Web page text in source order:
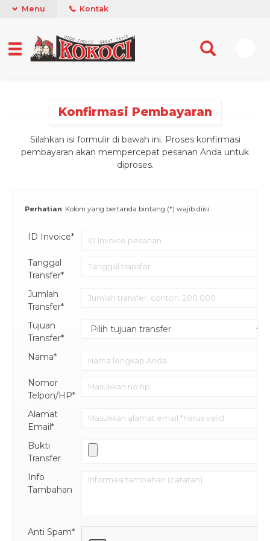
Menu Kontak
Konfirmasi Pembayaran
Silahkan isi formulir di bawah ini. Proses konfirmasi
pembayaran akan mempercepat pesanan Anda untuk
diproses.
Perhatian: Kolom yang bertanda bintang (*) wajib diisi
ID Invoice*
Tanggal
Transfer*
Jumlah
Transfer*
Tujuan
Transfer*
Nama*
Nomor
Telpon/HP*
Alamat
Email*
Bukti
Transfer
Info
Tambahan
Anti Spam*